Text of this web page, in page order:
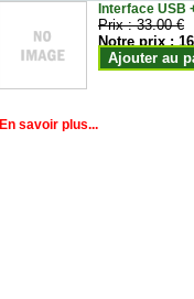
Interface USB
Prix :33.00 €
Notre prix :
Ajouter au
En savoir plus...